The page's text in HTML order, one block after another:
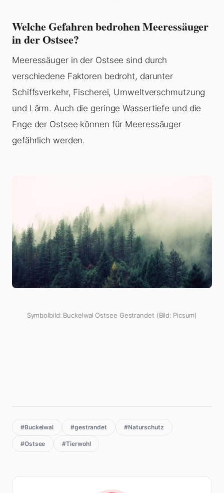
Welche Gefahren bedrohen Meeressäuger
in der Ostsee?
Meeressäuger in der Ostsee sind durch
verschiedene Faktoren bedroht, darunter
Schiffsverkehr, Fischerei, Umweltverschmutzung
und Lärm. Auch die geringe Wassertiefe und die
Enge der Ostsee können für Meeressäuger
gefährlich werden.
Symbolbild: Buckelwal Ostsee Gestrandet (Bild: Picsum)
#Buckelwal #gestrandet #Naturschutz
#Ostsee #Tierwohl